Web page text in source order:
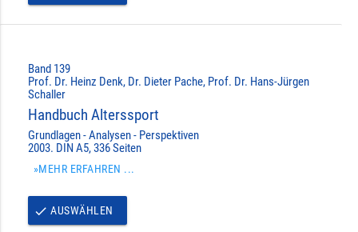
Band 139
Prof. Dr. Heinz Denk, Dr. Dieter Pache, Prof. Dr. Hans-Jürgen
Schaller
Handbuch Alterssport
Grundlagen - Analysen - Perspektiven
2003. DIN A5, 336 Seiten
»MEHR ERFAHREN ...
done AUSWÄHLEN